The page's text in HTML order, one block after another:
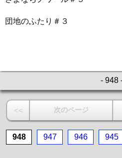
団地のふたり＃３
- 948
<< 次のページ
948 947 946 945